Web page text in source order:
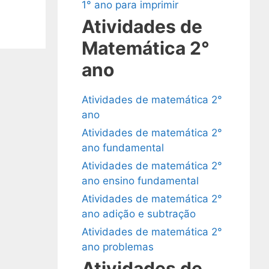
1° ano para imprimir
Atividades de
Matemática 2°
ano
Atividades de matemática 2°
ano
Atividades de matemática 2°
ano fundamental
Atividades de matemática 2°
ano ensino fundamental
Atividades de matemática 2°
ano adição e subtração
Atividades de matemática 2°
ano problemas